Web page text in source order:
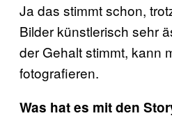
Ja das stimmt schon,
Bilder künstlerisch sehr
der Gehalt stimmt, kann
fotografieren.
Was hat es mit den